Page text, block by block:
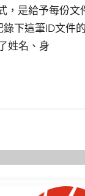
，是給予每份文
下這筆ID文件
姓名、身